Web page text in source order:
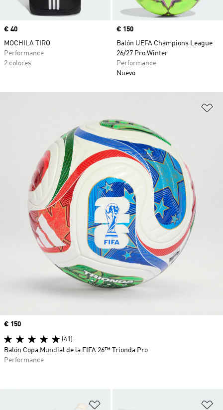
Precio
€ 40
MOCHILA TIRO
Performance
2 colores
Precio
€ 150
Balón UEFA Champions League
26/27 Pro Winter
Performance
Nuevo
Precio
€ 150
(41)
Balón Copa Mundial de la FIFA 26™ Trionda Pro
Performance